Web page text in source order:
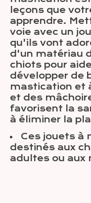
leçons que
apprendre.
voie avec un
qu'ils vont
d'un matériau
chiots pour
développer de
mastication et
et des
favorisent la
à éliminer la
Ces jouets à
destinés aux
adultes ou aux